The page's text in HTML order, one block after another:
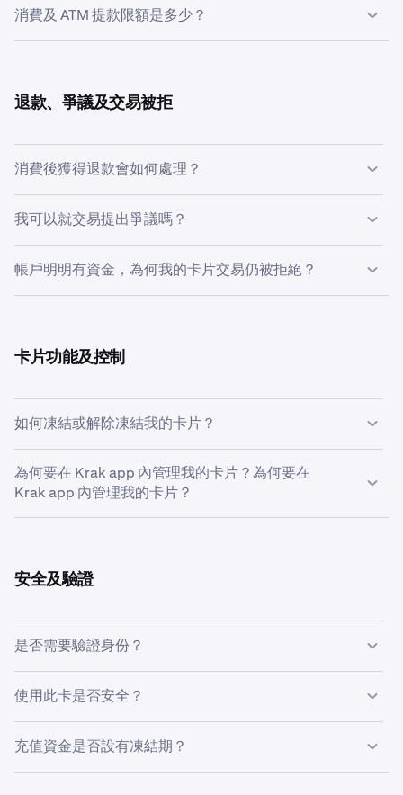
Kraken Card £10／€10 優惠：
及資金費用結算。優惠僅限新持卡客戶。
並無年費、月費或交易手續費，亦無任何隱藏收費。消費時
可能涉及的費用：
外幣兌換：Krak 免收外幣兌換手續費；直接採用
ATM 提款： Krak 免收手續費；第三方營運商或會收
費。
補發： 補發卡片須繳交 4.99英鎊（英國）／4.99歐元
（歐洲經濟區）手續費。補發卡片將於 14 天內送達。
消費及 ATM 提款限額是多少？
閱已公布的限額表，請參閱「卡片管理」文章。
退款、爭議及交易被拒
消費後獲得退款會如何處理？
由於我們會就每筆交易將您的資產兌換為主要貨幣，因此退
款亦會以主要貨幣退回您的 Krak Everyday 帳戶。系統不會
自動兌換回加密貨幣，您可以隨時在 app 內手動兌換。
我可以就交易提出爭議嗎？
是。請前往交易詳情，然後點按「就此交易取得協助」。如
問題涉及商品或服務（而非交易本身），建議您先聯絡商戶
處理。有關處理時限及（如適用）臨時退款安排，請參閱
帳戶明明有資金，為何我的卡片交易仍被拒絕？
安全驗證。如付款失敗，建議您插入卡片並輸入 PIN，
£300。歐洲經濟區感應式付款累計上限：€150。
授權凍結。部分商戶（例如加油站、酒店、租車公司、
ATM）會臨時凍結一筆高於最終金額的款項。請確保帳
戶內有足夠資金；凍結款項通常會自動解除。
卡片功能及控制
如何凍結或解除凍結我的卡片？
請開啟 Krak app → 點按卡片圖示進入卡片首頁 >「凍
結」。卡片凍結及其他管理功能均於 Krak app 內處理。
為何要在 Krak app 內管理我的卡片？為何要在
Krak app 內管理我的卡片？
號及 CVV、查閱交易紀錄、管理消費順序，以及查看現金
回饋收益。您可使用相同的 Kraken 用戶名及密碼登入，毋
安全及驗證
是否需要驗證身份？
是。請先完成 Kraken 的身份驗證，然後再訂購卡片。
使用此卡是否安全？
是。我們採用 3D安全驗證 (3DS)、即時凍結及實時消費提
示，全面保障卡片安全。
充值資金是否設有凍結期？